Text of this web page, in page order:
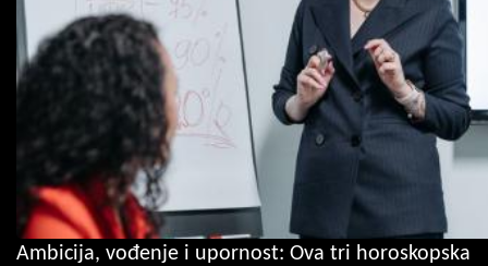
Ambicija, vođenje i upornost: Ova tri horoskopska